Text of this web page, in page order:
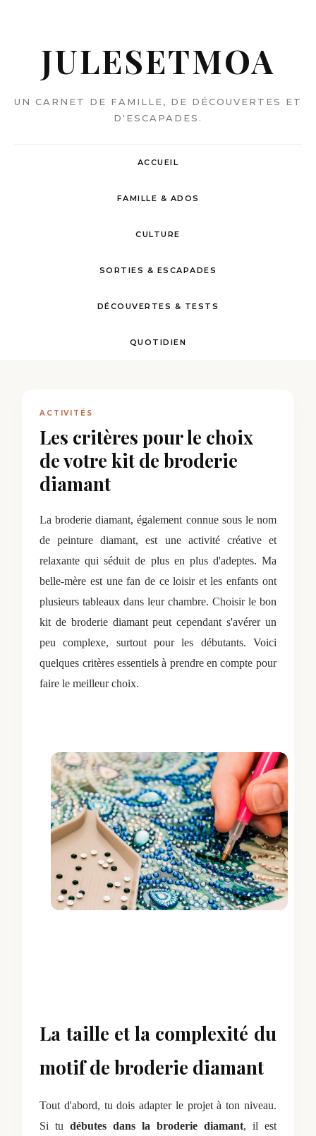
JULESETMOA
UN CARNET DE FAMILLE, DE DÉCOUVERTES ET
D'ESCAPADES.
ACCUEIL
FAMILLE & ADOS
CULTURE
SORTIES & ESCAPADES
DÉCOUVERTES & TESTS
QUOTIDIEN
ACTIVITÉS
Les critères pour le choix
de votre kit de broderie
diamant
La broderie diamant, également connue sous le nom
de peinture diamant, est une activité créative et
relaxante qui séduit de plus en plus d'adeptes. Ma
belle-mère est une fan de ce loisir et les enfants ont
plusieurs tableaux dans leur chambre. Choisir le bon
kit de broderie diamant peut cependant s'avérer un
peu complexe, surtout pour les débutants. Voici
quelques critères essentiels à prendre en compte pour
faire le meilleur choix.
La taille et la complexité du
motif de broderie diamant
Tout d'abord, tu dois adapter le projet à ton niveau.
Si tudébutes dans la broderie diamant, il est